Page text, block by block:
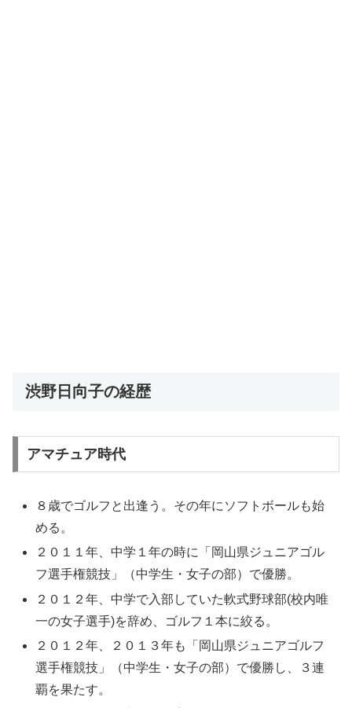
渋野日向子の経歴
アマチュア時代
８歳でゴルフと出逢う。その年にソフトボールも始
める。
２０１１年、中学１年の時に「岡山県ジュニアゴル
フ選手権競技」（中学生・女子の部）で優勝。
２０１２年、中学で入部していた軟式野球部(校内唯
一の女子選手)を辞め、ゴルフ１本に絞る。
２０１２年、２０１３年も「岡山県ジュニアゴルフ
選手権競技」（中学生・女子の部）で優勝し、３連
覇を果たす。